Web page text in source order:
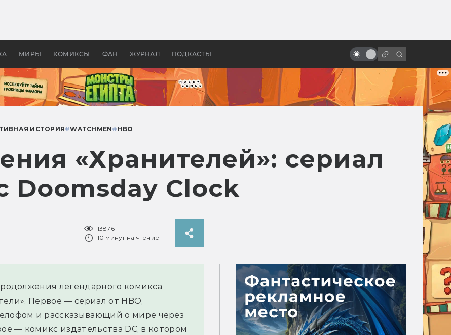
МИРЫ КОМИКСЫ ФАН ЖУРНАЛ ПОДКАСТЫ
колец»
Древней Грецией
худшего к лучшему
ИСТОРИЯ#WATCHMEN# HBO
«Хранителей»: сериал
Doomsday Clock
13876
10 минут на чтение
легендарного комикса
Первое — сериал от HBO,
и рассказывающий о мире через
— комикс издательства DC, в котором